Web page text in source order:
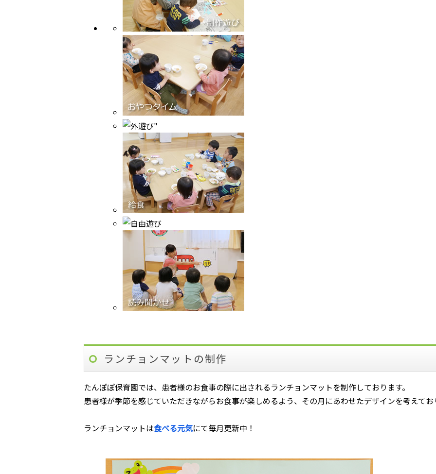
ランチョンマットの制作
たんぽぽ保育園では、患者様のお食事の際に出されるランチョンマットを制作しております。
患者様が季節を感じていただきながらお食事が楽しめるよう、その月にあわせたデザインを考えてお
ランチョンマットは食べる元気にて毎月更新中！